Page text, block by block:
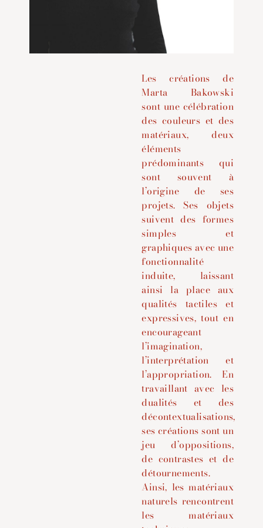
Les créations de
Marta Bakowski
sont une célébration
des couleurs et des
matériaux, deux
éléments
prédominants qui
sont souvent à
l’origine de ses
projets. Ses objets
suivent des formes
simples et
graphiques avec une
fonctionnalité
induite, laissant
ainsi la place aux
qualités tactiles et
expressives, tout en
encourageant
l’imagination,
l’interprétation et
l’appropriation.
En
travaillant avec les
dualités et des
décontextualisations,
ses créations sont un
jeu d’oppositions,
de contrastes et de
détournements.
Ainsi, les matériaux
naturels rencontrent
les matériaux